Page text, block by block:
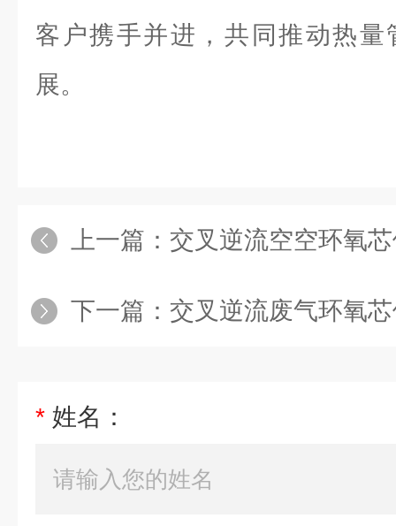
客户携手并进，共同推动热
展。
上一篇： 交叉逆流空空环氧
下一篇： 交叉逆流废气环氧
* 姓名：